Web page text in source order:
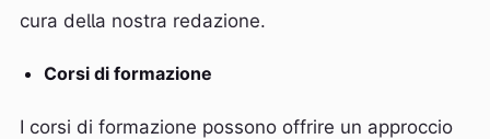
cura della nostra redazione.
Corsi di formazione
I corsi di formazione possono offrire un approccio